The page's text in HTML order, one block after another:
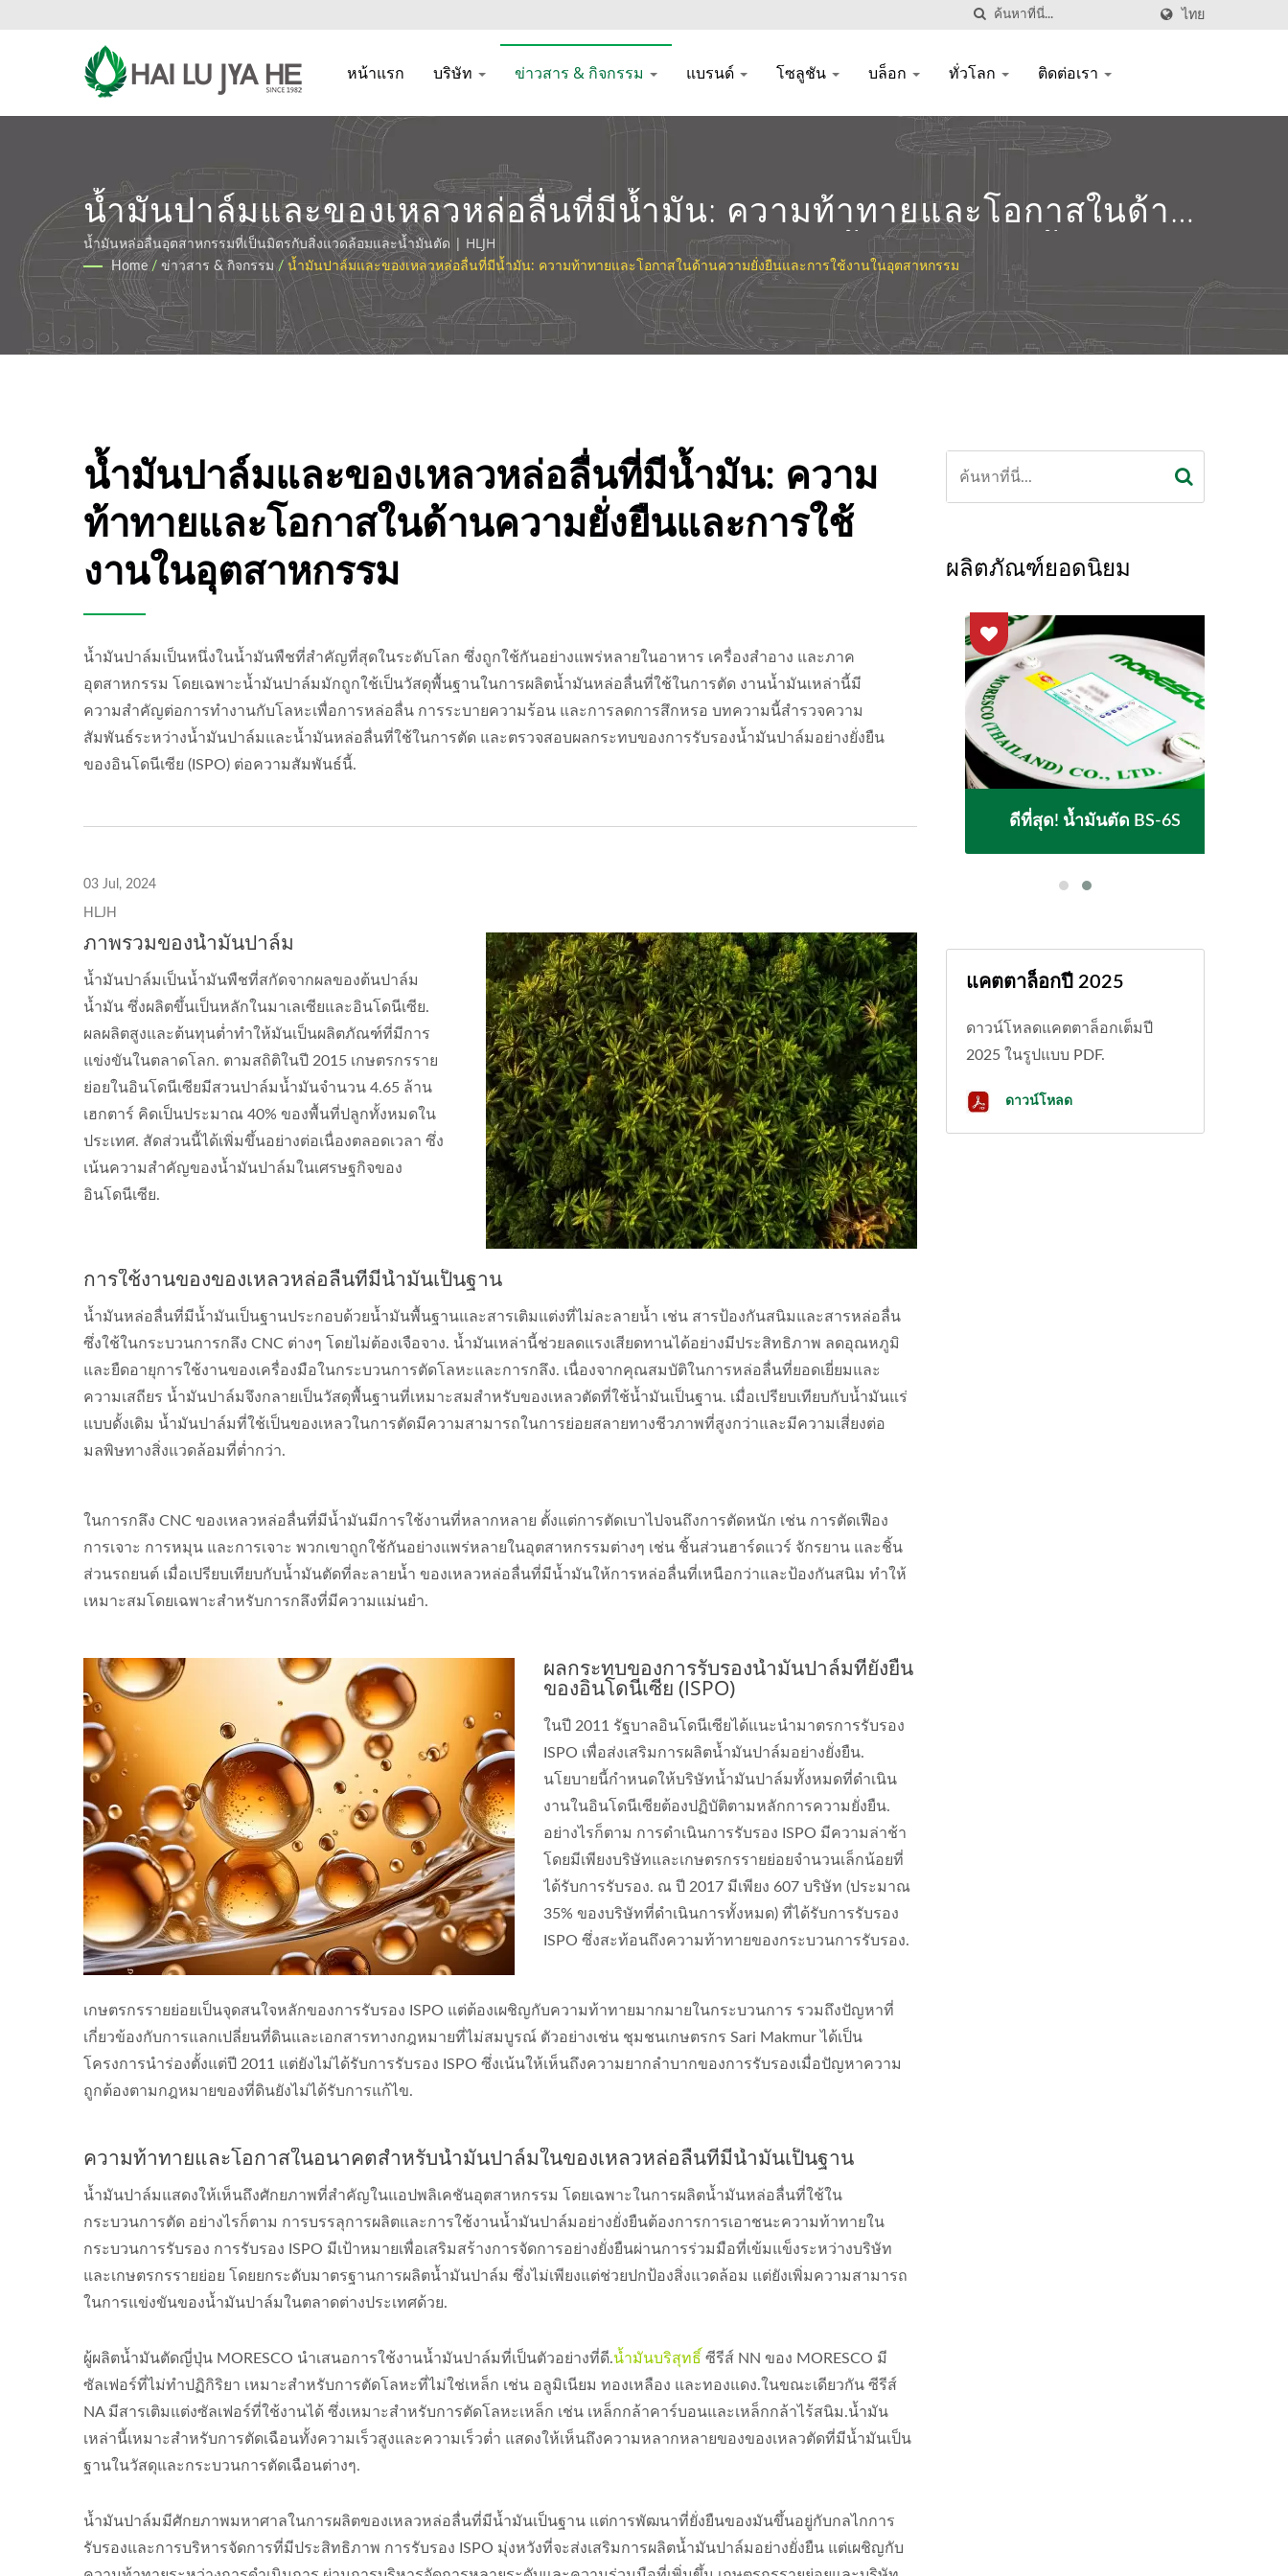
ไทย
หน้าแรก บริษัท ข่าวสาร & กิจกรรม แบรนด์ โซลูชัน บล็อก ทั่วโลก ติดต่อเรา
น้ำมันปาล์มและของเหลวหล่อลื่นที่มีน้ำมัน: ความท้าทายและโอกาสในด้าน
ความยั่งยืนและการใช้งานในอุตสาหกรรม | ผู้ผลิตน้ำมันตัดและน้ำมันหล่อ
ลื่นในอุตสาหกรรม | HLJH
น้ำมันหล่อลื่นอุตสาหกรรมที่เป็นมิตรกับสิ่งแวดล้อมและน้ำมันตัด | HLJH
Home / ข่าวสาร & กิจกรรม / น้ำมันปาล์มและของเหลวหล่อลื่นที่มีน้ำมัน: ความท้าทายและโอกาสในด้านความยั่งยืนและการใช้งานในอุตสาหกรรม
น้ำมันปาล์มและของเหลวหล่อลื่นที่มีน้ำมัน: ความ
ท้าทายและโอกาสในด้านความยั่งยืนและการใช้
งานในอุตสาหกรรม
น้ำมันปาล์มเป็นหนึ่งในน้ำมันพืชที่สำคัญที่สุดในระดับโลก ซึ่งถูกใช้กันอย่างแพร่หลายในอาหาร เครื่องสำอาง และภาค
อุตสาหกรรม โดยเฉพาะน้ำมันปาล์มมักถูกใช้เป็นวัสดุพื้นฐานในการผลิตน้ำมันหล่อลื่นที่ใช้ในการตัด งานน้ำมันเหล่านี้มี
ความสำคัญต่อการทำงานกับโลหะเพื่อการหล่อลื่น การระบายความร้อน และการลดการสึกหรอ บทความนี้สำรวจความ
สัมพันธ์ระหว่างน้ำมันปาล์มและน้ำมันหล่อลื่นที่ใช้ในการตัด และตรวจสอบผลกระทบของการรับรองน้ำมันปาล์มอย่างยั่งยืน
ของอินโดนีเซีย (ISPO) ต่อความสัมพันธ์นี้.
03 Jul, 2024
HLJH
ภาพรวมของน้ำมันปาล์ม
น้ำมันปาล์มเป็นน้ำมันพืชที่สกัดจากผลของต้นปาล์ม
น้ำมัน ซึ่งผลิตขึ้นเป็นหลักในมาเลเซียและอินโดนีเซีย.
ผลผลิตสูงและต้นทุนต่ำทำให้มันเป็นผลิตภัณฑ์ที่มีการ
แข่งขันในตลาดโลก. ตามสถิติในปี 2015 เกษตรกรราย
ย่อยในอินโดนีเซียมีสวนปาล์มน้ำมันจำนวน 4.65 ล้าน
เฮกตาร์ คิดเป็นประมาณ 40% ของพื้นที่ปลูกทั้งหมดใน
ประเทศ. สัดส่วนนี้ได้เพิ่มขึ้นอย่างต่อเนื่องตลอดเวลา ซึ่ง
เน้นความสำคัญของน้ำมันปาล์มในเศรษฐกิจของ
อินโดนีเซีย.
การใช้งานของของเหลวหล่อลื่นที่มีน้ำมันเป็นฐาน
น้ำมันหล่อลื่นที่มีน้ำมันเป็นฐานประกอบด้วยน้ำมันพื้นฐานและสารเติมแต่งที่ไม่ละลายน้ำ เช่น สารป้องกันสนิมและสารหล่อลื่น
ซึ่งใช้ในกระบวนการกลึง CNC ต่างๆ โดยไม่ต้องเจือจาง. น้ำมันเหล่านี้ช่วยลดแรงเสียดทานได้อย่างมีประสิทธิภาพ ลดอุณหภูมิ
และยืดอายุการใช้งานของเครื่องมือในกระบวนการตัดโลหะและการกลึง. เนื่องจากคุณสมบัติในการหล่อลื่นที่ยอดเยี่ยมและ
ความเสถียร น้ำมันปาล์มจึงกลายเป็นวัสดุพื้นฐานที่เหมาะสมสำหรับของเหลวตัดที่ใช้น้ำมันเป็นฐาน. เมื่อเปรียบเทียบกับน้ำมันแร่
แบบดั้งเดิม น้ำมันปาล์มที่ใช้เป็นของเหลวในการตัดมีความสามารถในการย่อยสลายทางชีวภาพที่สูงกว่าและมีความเสี่ยงต่อ
มลพิษทางสิ่งแวดล้อมที่ต่ำกว่า.
ในการกลึง CNC ของเหลวหล่อลื่นที่มีน้ำมันมีการใช้งานที่หลากหลาย ตั้งแต่การตัดเบาไปจนถึงการตัดหนัก เช่น การตัดเฟือง
การเจาะ การหมุน และการเจาะ พวกเขาถูกใช้กันอย่างแพร่หลายในอุตสาหกรรมต่างๆ เช่น ชิ้นส่วนฮาร์ดแวร์ จักรยาน และชิ้น
ส่วนรถยนต์ เมื่อเปรียบเทียบกับน้ำมันตัดที่ละลายน้ำ ของเหลวหล่อลื่นที่มีน้ำมันให้การหล่อลื่นที่เหนือกว่าและป้องกันสนิม ทำให้
เหมาะสมโดยเฉพาะสำหรับการกลึงที่มีความแม่นยำ.
ผลกระทบของการรับรองน้ำมันปาล์มที่ยั่งยืน
ของอินโดนีเซีย (ISPO)
ในปี 2011 รัฐบาลอินโดนีเซียได้แนะนำมาตรการรับรอง
ISPO เพื่อส่งเสริมการผลิตน้ำมันปาล์มอย่างยั่งยืน.
นโยบายนี้กำหนดให้บริษัทน้ำมันปาล์มทั้งหมดที่ดำเนิน
งานในอินโดนีเซียต้องปฏิบัติตามหลักการความยั่งยืน.
อย่างไรก็ตาม การดำเนินการรับรอง ISPO มีความล่าช้า
โดยมีเพียงบริษัทและเกษตรกรรายย่อยจำนวนเล็กน้อยที่
ได้รับการรับรอง. ณ ปี 2017 มีเพียง 607 บริษัท (ประมาณ
35% ของบริษัทที่ดำเนินการทั้งหมด) ที่ได้รับการรับรอง
ISPO ซึ่งสะท้อนถึงความท้าทายของกระบวนการรับรอง.
เกษตรกรรายย่อยเป็นจุดสนใจหลักของการรับรอง ISPO แต่ต้องเผชิญกับความท้าทายมากมายในกระบวนการ รวมถึงปัญหาที่
เกี่ยวข้องกับการแลกเปลี่ยนที่ดินและเอกสารทางกฎหมายที่ไม่สมบูรณ์ ตัวอย่างเช่น ชุมชนเกษตรกร Sari Makmur ได้เป็น
โครงการนำร่องตั้งแต่ปี 2011 แต่ยังไม่ได้รับการรับรอง ISPO ซึ่งเน้นให้เห็นถึงความยากลำบากของการรับรองเมื่อปัญหาความ
ถูกต้องตามกฎหมายของที่ดินยังไม่ได้รับการแก้ไข.
ความท้าทายและโอกาสในอนาคตสำหรับน้ำมันปาล์มในของเหลวหล่อลื่นที่มีน้ำมันเป็นฐาน
น้ำมันปาล์มแสดงให้เห็นถึงศักยภาพที่สำคัญในแอปพลิเคชันอุตสาหกรรม โดยเฉพาะในการผลิตน้ำมันหล่อลื่นที่ใช้ใน
กระบวนการตัด อย่างไรก็ตาม การบรรลุการผลิตและการใช้งานน้ำมันปาล์มอย่างยั่งยืนต้องการการเอาชนะความท้าทายใน
กระบวนการรับรอง การรับรอง ISPO มีเป้าหมายเพื่อเสริมสร้างการจัดการอย่างยั่งยืนผ่านการร่วมมือที่เข้มแข็งระหว่างบริษัท
และเกษตรกรรายย่อย โดยยกระดับมาตรฐานการผลิตน้ำมันปาล์ม ซึ่งไม่เพียงแต่ช่วยปกป้องสิ่งแวดล้อม แต่ยังเพิ่มความสามารถ
ในการแข่งขันของน้ำมันปาล์มในตลาดต่างประเทศด้วย.
ผู้ผลิตน้ำมันตัดญี่ปุ่น MORESCO นำเสนอการใช้งานน้ำมันปาล์มที่เป็นตัวอย่างที่ดี.น้ำมันบริสุทธิ์ ซีรีส์ NN ของ MORESCO มี
ซัลเฟอร์ที่ไม่ทำปฏิกิริยา เหมาะสำหรับการตัดโลหะที่ไม่ใช่เหล็ก เช่น อลูมิเนียม ทองเหลือง และทองแดง.ในขณะเดียวกัน ซีรีส์
NA มีสารเติมแต่งซัลเฟอร์ที่ใช้งานได้ ซึ่งเหมาะสำหรับการตัดโลหะเหล็ก เช่น เหล็กกล้าคาร์บอนและเหล็กกล้าไร้สนิม.น้ำมัน
เหล่านี้เหมาะสำหรับการตัดเฉือนทั้งความเร็วสูงและความเร็วต่ำ แสดงให้เห็นถึงความหลากหลายของของเหลวตัดที่มีน้ำมันเป็น
ฐานในวัสดุและกระบวนการตัดเฉือนต่างๆ.
น้ำมันปาล์มมีศักยภาพมหาศาลในการผลิตของเหลวหล่อลื่นที่มีน้ำมันเป็นฐาน แต่การพัฒนาที่ยั่งยืนของมันขึ้นอยู่กับกลไกการ
รับรองและการบริหารจัดการที่มีประสิทธิภาพ การรับรอง ISPO มุ่งหวังที่จะส่งเสริมการผลิตน้ำมันปาล์มอย่างยั่งยืน แต่เผชิญกับ
ผลิตภัณฑ์ยอดนิยม
ดีที่สุด! น้ำมันตัด BS-6S
แคตตาล็อกปี 2025
ดาวน์โหลดแคตตาล็อกเต็มปี
2025 ในรูปแบบ PDF.
ดาวน์โหลด